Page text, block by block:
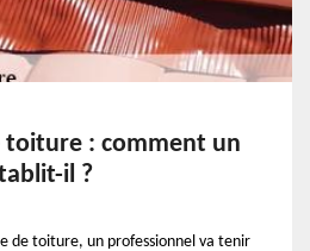
toiture : comment un
il ?
de toiture, un professionnel va tenir